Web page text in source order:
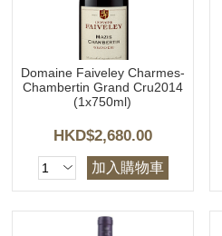
Domaine Faiveley Charmes-
Chambertin Grand Cru2014
(1x750ml)
HKD$2,680.00
加入購物車